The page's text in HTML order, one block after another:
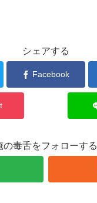
シェアする
Facebook
の毒舌をフォローする